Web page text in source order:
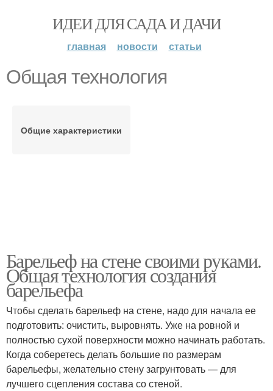
ИДЕИ ДЛЯ САДА И ДАЧИ
главная новости статьи
Общая технология
Общие характеристики
Барельеф на стене своими руками.
Общая технология создания
барельефа
Чтобы сделать барельеф на стене, надо для начала ее
подготовить: очистить, выровнять. Уже на ровной и
полностью сухой поверхности можно начинать работать.
Когда соберетесь делать большие по размерам
барельефы, желательно стену загрунтовать — для
лучшего сцепления состава со стеной.